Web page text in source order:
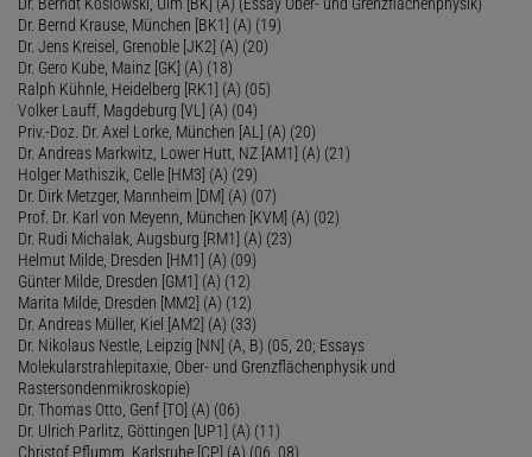
Dr. Bernd Krause, München [BK1] (A) (19)
Dr. Jens Kreisel, Grenoble [JK2] (A) (20)
Dr. Gero Kube, Mainz [GK] (A) (18)
Ralph Kühnle, Heidelberg [RK1] (A) (05)
Volker Lauff, Magdeburg [VL] (A) (04)
Priv.-Doz. Dr. Axel Lorke, München [AL] (A) (20)
Dr. Andreas Markwitz, Lower Hutt, NZ [AM1] (A) (21)
Holger Mathiszik, Celle [HM3] (A) (29)
Dr. Dirk Metzger, Mannheim [DM] (A) (07)
Prof. Dr. Karl von Meyenn, München [KVM] (A) (02)
Dr. Rudi Michalak, Augsburg [RM1] (A) (23)
Helmut Milde, Dresden [HM1] (A) (09)
Günter Milde, Dresden [GM1] (A) (12)
Marita Milde, Dresden [MM2] (A) (12)
Dr. Andreas Müller, Kiel [AM2] (A) (33)
Dr. Nikolaus Nestle, Leipzig [NN] (A, B) (05, 20; Essays
Molekularstrahlepitaxie, Ober- und Grenzflächenphysik und
Rastersondenmikroskopie)
Dr. Thomas Otto, Genf [TO] (A) (06)
Dr. Ulrich Parlitz, Göttingen [UP1] (A) (11)
Christof Pflumm, Karlsruhe [CP] (A) (06, 08)